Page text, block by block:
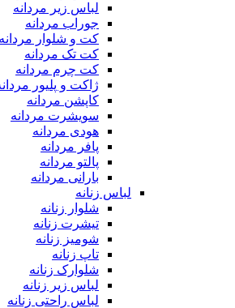
لباس زیر مردانه
جوراب مردانه
کت و شلوار مردانه
کت تک مردانه
کت چرم مردانه
ژاکت و پلیور
کاپشن مردانه
سویشرت مردانه
هودی مردانه
پافر مردانه
پالتو مردانه
بارانی مردانه
لباس زنانه
شلوار زنانه
تیشرت زنانه
شومیز زنانه
تاپ زنانه
شلوارک زنانه
لباس زیر زنانه
لباس راحتی زنانه